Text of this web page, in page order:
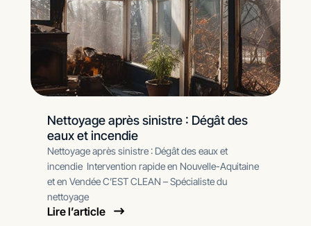
Nettoyage après sinistre : Dégât des
eaux et incendie
Nettoyage après sinistre : Dégât des eaux et
incendie Intervention rapide en Nouvelle-Aquitaine
et en Vendée C’EST CLEAN – Spécialiste du
nettoyage
Lire l’article